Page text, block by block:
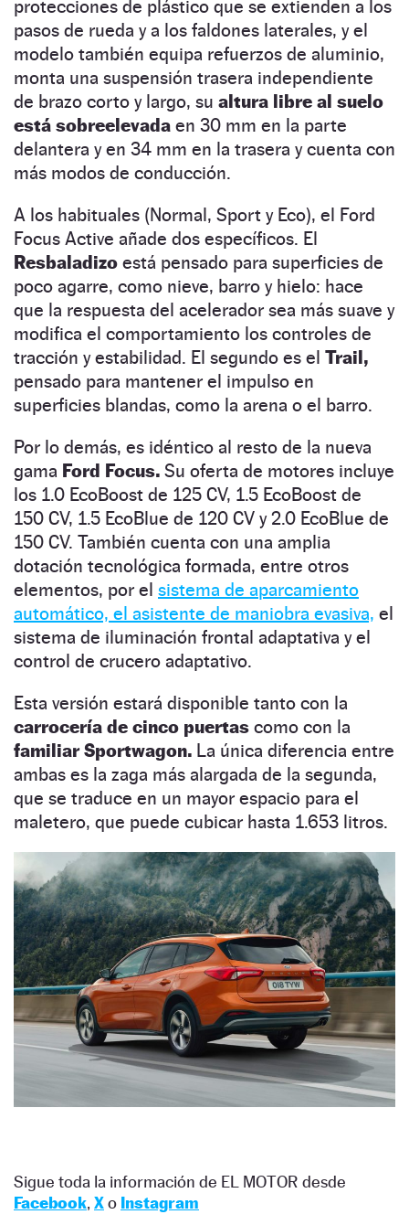
protecciones de plástico que se extienden a los
pasos de rueda y a los faldones laterales, y el
modelo también equipa refuerzos de aluminio,
monta una suspensión trasera independiente
de brazo corto y largo, su altura libre al suelo
está sobreelevada en 30 mm en la parte
delantera y en 34 mm en la trasera y cuenta con
más modos de conducción.
A los habituales (Normal, Sport y Eco), el Ford
Focus Active añade dos específicos. El
Resbaladizo está pensado para superficies de
poco agarre, como nieve, barro y hielo: hace
que la respuesta del acelerador sea más suave y
modifica el comportamiento los controles de
tracción y estabilidad. El segundo es el Trail,
pensado para mantener el impulso en
superficies blandas, como la arena o el barro.
Por lo demás, es idéntico al resto de la nueva
gama Ford Focus. Su oferta de motores incluye
los 1.0 EcoBoost de 125 CV, 1.5 EcoBoost de
150 CV, 1.5 EcoBlue de 120 CV y 2.0 EcoBlue de
150 CV. También cuenta con una amplia
dotación tecnológica formada, entre otros
elementos, por el sistema de aparcamiento
automático, el asistente de maniobra evasiva, el
sistema de iluminación frontal adaptativa y el
control de crucero adaptativo.
Esta versión estará disponible tanto con la
carrocería de cinco puertas como con la
familiar Sportwagon. La única diferencia entre
ambas es la zaga más alargada de la segunda,
que se traduce en un mayor espacio para el
maletero, que puede cubicar hasta 1.653 litros.
Sigue toda la información de EL MOTOR desde
Facebook, Xo Instagram